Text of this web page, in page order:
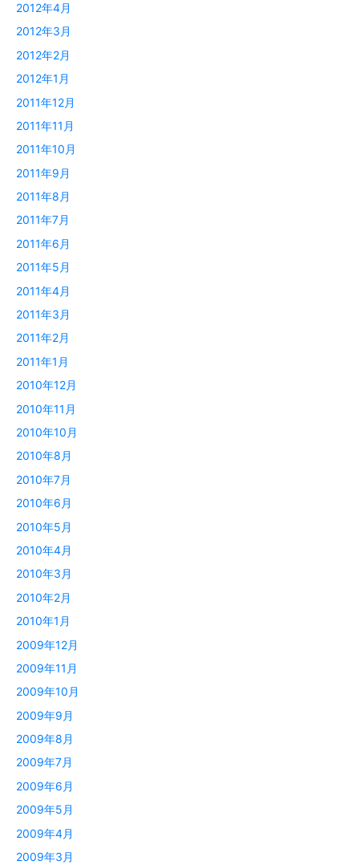
2012年4月
2012年3月
2012年2月
2012年1月
2011年12月
2011年11月
2011年10月
2011年9月
2011年8月
2011年7月
2011年6月
2011年5月
2011年4月
2011年3月
2011年2月
2011年1月
2010年12月
2010年11月
2010年10月
2010年8月
2010年7月
2010年6月
2010年5月
2010年4月
2010年3月
2010年2月
2010年1月
2009年12月
2009年11月
2009年10月
2009年9月
2009年8月
2009年7月
2009年6月
2009年5月
2009年4月
2009年3月